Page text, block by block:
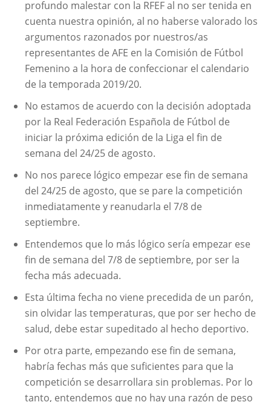
profundo malestar con la RFEF al no ser tenida en
cuenta nuestra opinión, al no haberse valorado los
argumentos razonados por nuestros/as
representantes de AFE en la Comisión de Fútbol
Femenino a la hora de confeccionar el calendario
de la temporada 2019/20.
No estamos de acuerdo con la decisión adoptada
por la Real Federación Española de Fútbol de
iniciar la próxima edición de la Liga el fin de
semana del 24/25 de agosto.
No nos parece lógico empezar ese fin de semana
del 24/25 de agosto, que se pare la competición
inmediatamente y reanudarla el 7/8 de
septiembre.
Entendemos que lo más lógico sería empezar ese
fin de semana del 7/8 de septiembre, por ser la
fecha más adecuada.
Esta última fecha no viene precedida de un parón,
sin olvidar las temperaturas, que por ser hecho de
salud, debe estar supeditado al hecho deportivo.
Por otra parte, empezando ese fin de semana,
habría fechas más que suficientes para que la
competición se desarrollara sin problemas. Por lo
tanto, entendemos que no hay una razón de peso